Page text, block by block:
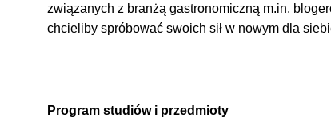
związanych z branżą gastronomiczną m.in.
chcieliby spróbować swoich sił w nowym dla
Program studiów i przedmioty